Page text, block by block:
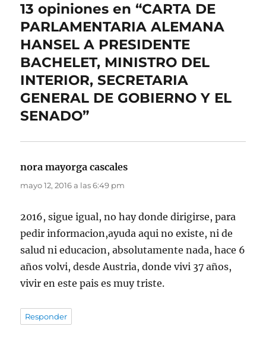
13 opiniones en “CARTA DE
PARLAMENTARIA ALEMANA
HANSEL A PRESIDENTE
BACHELET, MINISTRO DEL
INTERIOR, SECRETARIA
GENERAL DE GOBIERNO Y EL
SENADO”
nora mayorga cascales
mayo 12, 2016 a las 6:49 pm
2016, sigue igual, no hay donde dirigirse, para
pedir informacion,ayuda aqui no existe, ni de
salud ni educacion, absolutamente nada, hace 6
años volvi, desde Austria, donde vivi 37 años,
vivir en este pais es muy triste.
Responder